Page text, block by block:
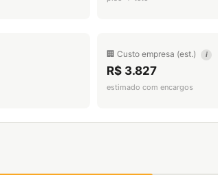
🏢 Custo empresa (est.) i
R$ 3.827
estimado com encargos